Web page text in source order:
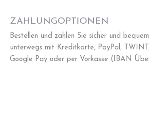
ZAHLUNGOPTIONEN
Bestellen und zahlen Sie sicher und
unterwegs mit Kreditkarte, PayPal,
Google Pay oder per Vorkasse (IBAN